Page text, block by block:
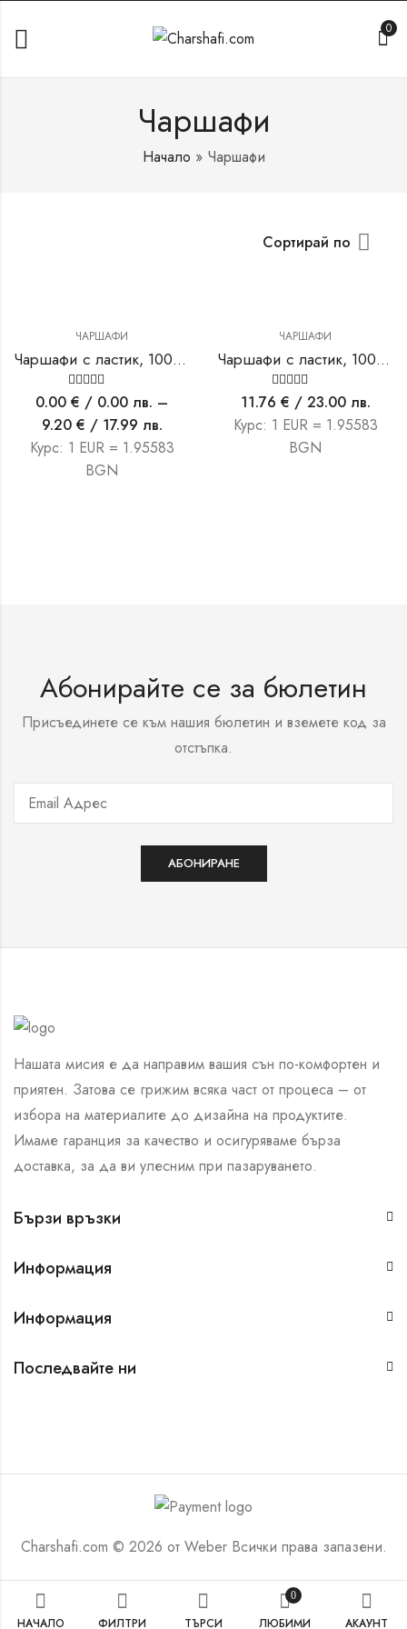
0
Чаршафи
Начало » Чаршафи
Сортирай по
ЧАРШАФИ
Чаршафи с ластик, 100 % памук 100/200см
Оценено на
5.00от 5
0.00 € / 0.00 лв. –
9.20 € / 17.99 лв.
Курс: 1 EUR = 1.95583
BGN
ЧАРШАФИ
Чаршафи с ластик, 100 % памук 160/200см
Оценено на
5.00 от 5
11.76 € / 23.00 лв.
Курс: 1 EUR = 1.95583
BGN
Абонирайте се за бюлетин
Присъединете се към нашия бюлетин и вземете код за
отстъпка.
Нашата мисия е да направим вашия сън по-комфортен и
приятен. Затова се грижим всяка част от процеса – от
избора на материалите до дизайна на продуктите.
Имаме гаранция за качество и осигуряваме бърза
доставка, за да ви улесним при пазаруването.
Бързи връзки
Информация
Информация
Последвайте ни
Charshafi.com © 2026 от WeberВсички права запазени.
НАЧАЛО ФИЛТРИ ТЪРСИ
0
ЛЮБИМИ АКАУНТ